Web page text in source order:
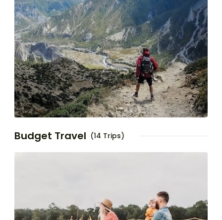
Budget Travel (14 Trips)